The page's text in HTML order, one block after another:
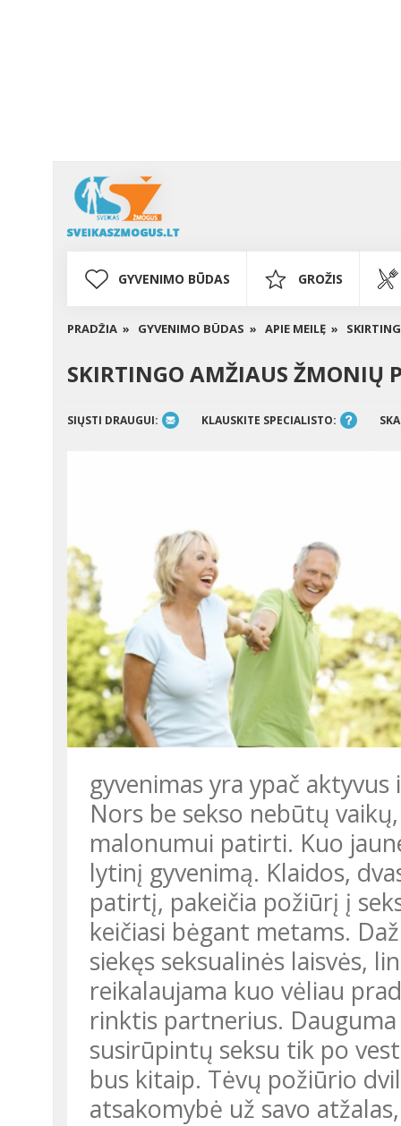
GYVENIMO BŪDAS GROŽIS
PRADŽIA » GYVENIMO BŪDAS » APIE MEILĘ »
SKIRTINGO AMŽIAUS ŽMONIŲ
SIŲSTI DRAUGUI: KLAUSKITE SPECIALISTO:
gyvenimas yra ypač
Nors be sekso nebūtų
malonumui patirti. Kuo
lytinį gyvenimą. Klaidos,
patirtį, pakeičia požiūrį į
keičiasi bėgant metams.
siekęs seksualinės laisvės,
reikalaujama kuo vėliau
rinktis partnerius.
susirūpintų seksu tik po
bus kitaip. Tėvų požiūrio
atsakomybė už savo